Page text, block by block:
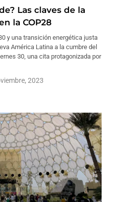
Las claves de la
la COP28
y una transición energética justa
América Latina a la cumbre del
30, una cita protagonizada por
2023